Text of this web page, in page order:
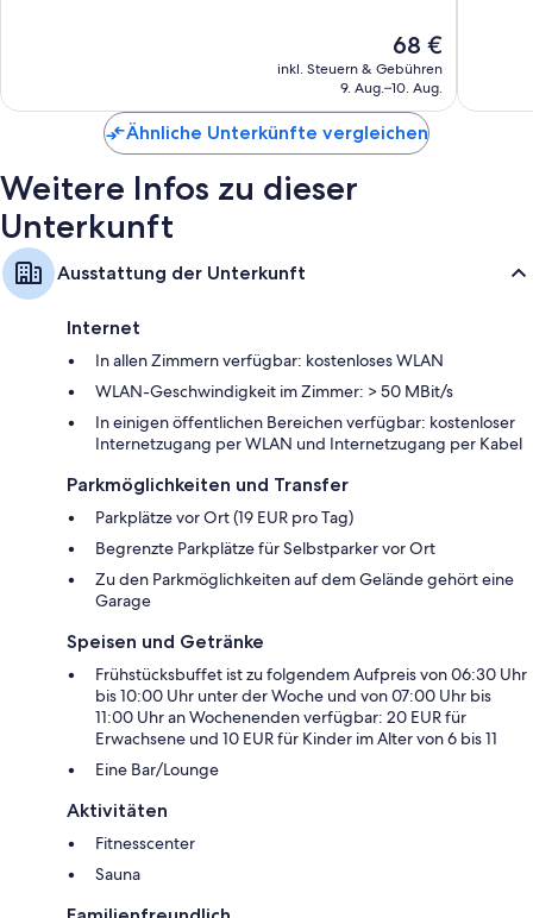
Der
Preis
beträgt
68 €
inkl. Steuern & Gebühren
9. Aug.–10. Aug.
Ähnliche Unterkünfte vergleichen
Weitere Infos zu dieser
Unterkunft
Ausstattung der Unterkunft
Internet
In allen Zimmern verfügbar: kostenloses WLAN
WLAN-Geschwindigkeit im Zimmer: > 50 MBit/s
In einigen öffentlichen Bereichen verfügbar: kostenloser
Internetzugang per WLAN und Internetzugang per Kabel
Parkmöglichkeiten und Transfer
Parkplätze vor Ort (19 EUR pro Tag)
Begrenzte Parkplätze für Selbstparker vor Ort
Zu den Parkmöglichkeiten auf dem Gelände gehört eine
Garage
Speisen und Getränke
Frühstücksbuffet ist zu folgendem Aufpreis von 06:30 Uhr
bis 10:00 Uhr unter der Woche und von 07:00 Uhr bis
11:00 Uhr an Wochenenden verfügbar: 20 EUR für
Erwachsene und 10 EUR für Kinder im Alter von 6 bis 11
Eine Bar/Lounge
Aktivitäten
Fitnesscenter
Sauna